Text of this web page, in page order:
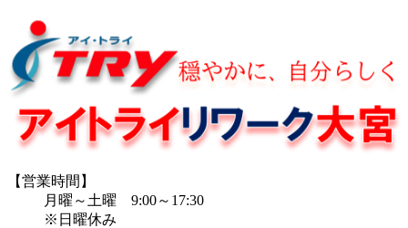
【営業時間】
月曜～土曜 9:00～17:30
※日曜休み